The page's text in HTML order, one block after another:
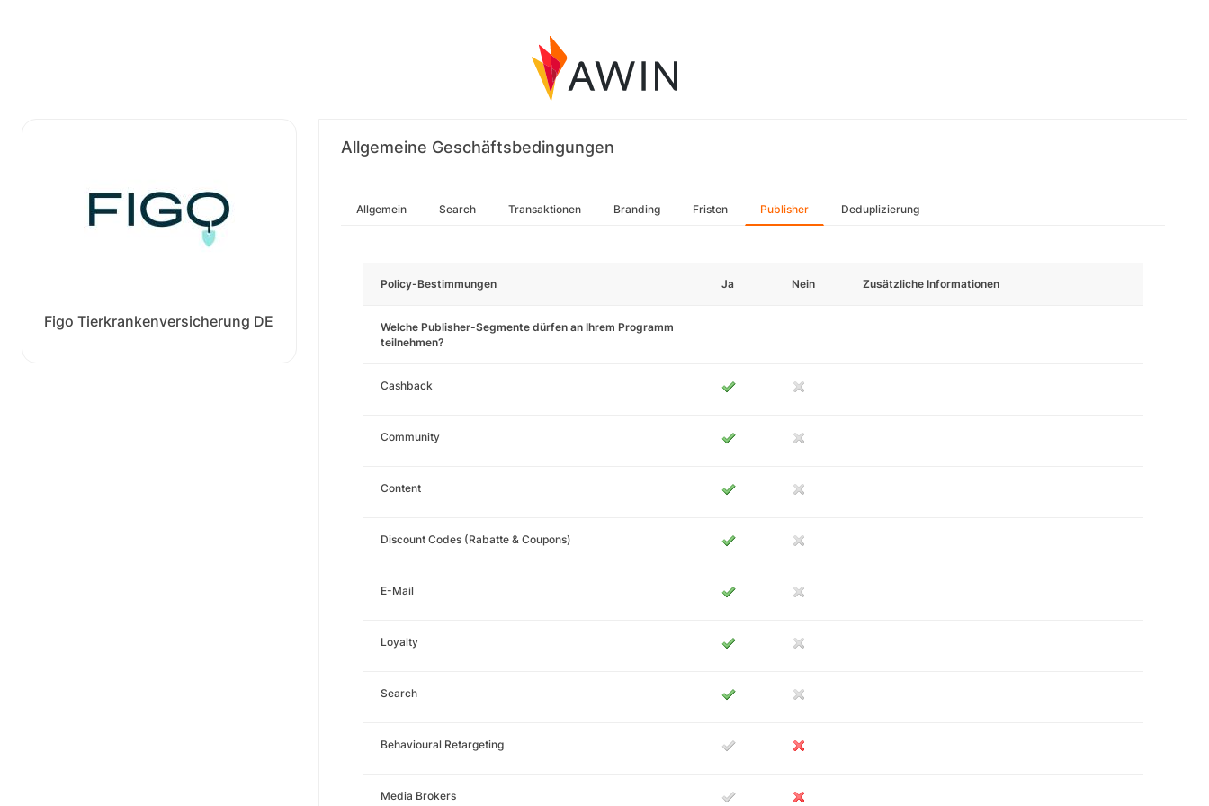
Figo Tierkrankenversicherung DE
Allgemeine Geschäftsbedingungen
Allgemein Search Transaktionen Branding Fristen Publisher Deduplizierung
Policy-Bestimmungen Ja Nein Zusätzliche Informationen
Welche Publisher-Segmente dürfen an Ihrem Programm
teilnehmen?
Cashback
Community
Content
Discount Codes (Rabatte & Coupons)
E-Mail
Loyalty
Search
Behavioural Retargeting
Media Brokers